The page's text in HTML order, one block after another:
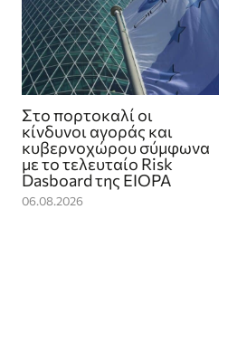
Στο πορτοκαλί οι
κίνδυνοι αγοράς και
κυβερνοχώρου σύμφωνα
με το τελευταίο Risk
Dasboard της EIOPA
06.08.2026